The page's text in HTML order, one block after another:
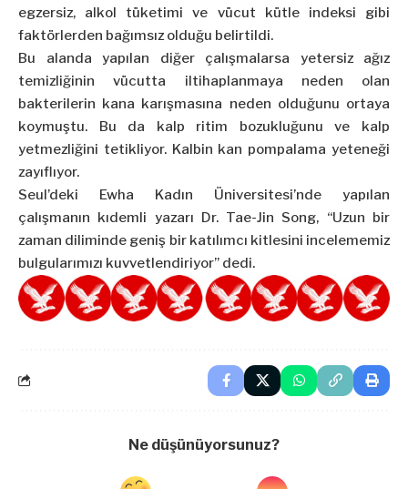
egzersiz, alkol tüketimi ve vücut kütle indeksi gibi
faktörlerden bağımsız olduğu belirtildi.
Bu alanda yapılan diğer çalışmalarsa yetersiz ağız
temizliğinin vücutta iltihaplanmaya neden olan
bakterilerin kana karışmasına neden olduğunu ortaya
koymuştu. Bu da kalp ritim bozukluğunu ve kalp
yetmezliğini tetikliyor. Kalbin kan pompalama yeteneği
zayıflıyor.
Seul’deki Ewha Kadın Üniversitesi’nde yapılan
çalışmanın kıdemli yazarı Dr. Tae-Jin Song, “Uzun bir
zaman diliminde geniş bir katılımcı kitlesini incelememiz
bulgularımızı kuvvetlendiriyor” dedi.
Ne düşünüyorsunuz?